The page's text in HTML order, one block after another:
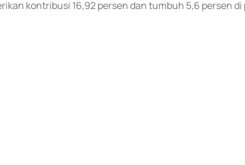
kontribusi 16,92 persen dan tumbuh 5,6 persen